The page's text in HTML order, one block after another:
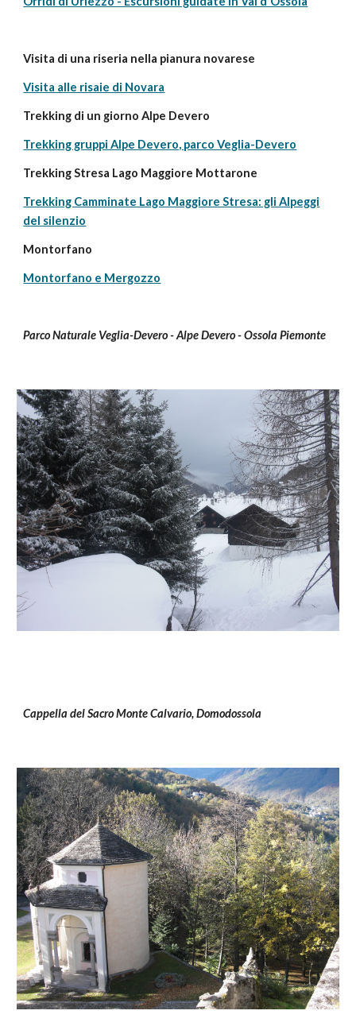
Visita di una riseria nella pianura novarese
Visita alle risaie di Novara
Trekking di un giorno Alpe Devero
Trekking gruppi Alpe Devero, parco Veglia-Devero
Trekking Stresa Lago Maggiore Mottarone
Trekking Camminate Lago Maggiore Stresa: gli Alpeggi
del silenzio
Montorfano
Montorfano e Mergozzo
Parco Naturale Veglia-Devero - Alpe Devero - Ossola Piemonte
Cappella del Sacro Monte Calvario, Domodossola